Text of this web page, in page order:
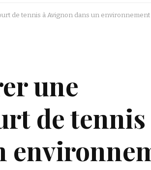
de tennis à Avignon dans un environnement
une
de tennis